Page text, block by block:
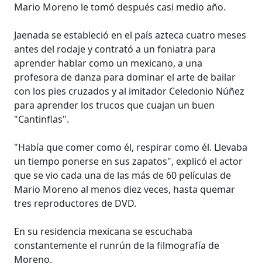
Mario Moreno le tomó después casi medio año.
Jaenada se estableció en el país azteca cuatro meses
antes del rodaje y contrató a un foniatra para
aprender hablar como un mexicano, a una
profesora de danza para dominar el arte de bailar
con los pies cruzados y al imitador Celedonio Núñez
para aprender los trucos que cuajan un buen
"Cantinflas".
"Había que comer como él, respirar como él. Llevaba
un tiempo ponerse en sus zapatos", explicó el actor
que se vio cada una de las más de 60 películas de
Mario Moreno al menos diez veces, hasta quemar
tres reproductores de DVD.
En su residencia mexicana se escuchaba
constantemente el runrún de la filmografía de
Moreno.